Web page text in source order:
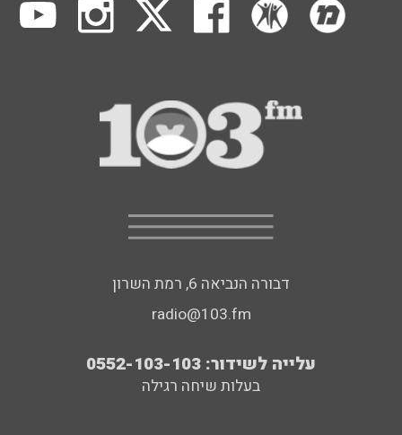
דבורה הנביאה 6, רמת השרון
radio@103.fm
עלייה לשידור: 0552-103-103
בעלות שיחה רגילה